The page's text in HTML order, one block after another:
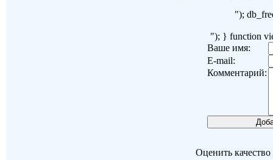
");
"); } function
Ваше имя:
E-mail:
Комментарий:
Оценить